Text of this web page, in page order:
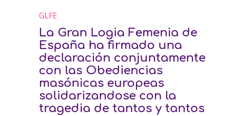
GLFE
La Gran Logia Femenia de
España ha firmado una
declaración conjuntamente
con las Obediencias
masónicas europeas
solidarizandose con la
tragedia de tantos y tantos